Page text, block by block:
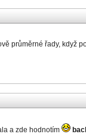
průměrné řady, když
a zde hodnotím